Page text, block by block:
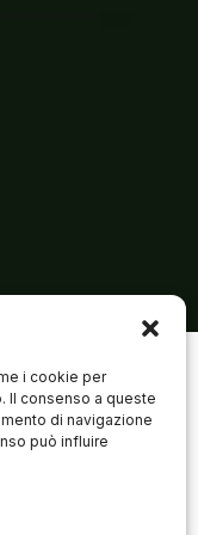
i cookie per
Il consenso a queste
di navigazione
può influire